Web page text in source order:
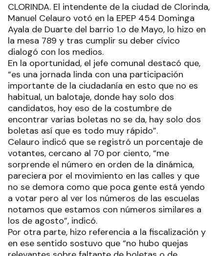
CLORINDA. El intendente de la ciudad de Clorinda,
Manuel Celauro votó en la EPEP 454 Dominga
Ayala de Duarte del barrio 1.o de Mayo, lo hizo en
la mesa 789 y tras cumplir su deber cívico
dialogó con los medios.
En la oportunidad, el jefe comunal destacó que,
“es una jornada linda con una participación
importante de la ciudadanía en esto que no es
habitual, un balotaje, donde hay solo dos
candidatos, hoy eso de la costumbre de
encontrar varias boletas no se da, hay solo dos
boletas así que es todo muy rápido”.
Celauro indicó que se registró un porcentaje de
votantes, cercano al 70 por ciento, “me
sorprende el número en orden de la dinámica,
pareciera por el movimiento en las calles y que
no se demora como que poca gente está yendo
a votar pero al ver los números de las escuelas
notamos que estamos con números similares a
los de agosto”, indicó.
Por otra parte, hizo referencia a la fiscalización y
en ese sentido sostuvo que “no hubo quejas